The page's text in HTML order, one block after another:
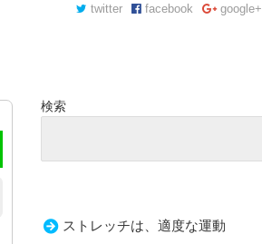
twitter facebook google+
検索
ストレッチは、適度な運動